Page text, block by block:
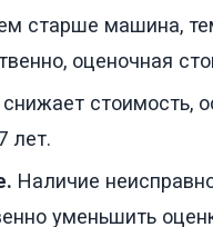
старше машина,
оценочная
стоимость,
лет.
Наличие
уменьшить